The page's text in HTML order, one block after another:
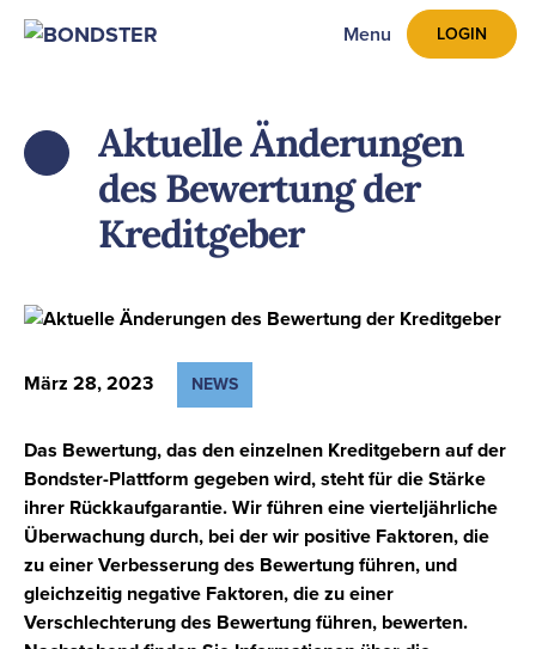
Menu LOGIN
ZPĚT
Aktuelle Änderungen
des Bewertung der
Kreditgeber
März 28, 2023 NEWS
Das Bewertung, das den einzelnen Kreditgebern auf der
Bondster-Plattform gegeben wird, steht für die Stärke
ihrer Rückkaufgarantie. Wir führen eine vierteljährliche
Überwachung durch, bei der wir positive Faktoren, die
zu einer Verbesserung des Bewertung führen, und
gleichzeitig negative Faktoren, die zu einer
Verschlechterung des Bewertung führen, bewerten.